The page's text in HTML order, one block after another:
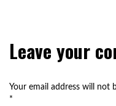
Leave your
Your email address will not
*